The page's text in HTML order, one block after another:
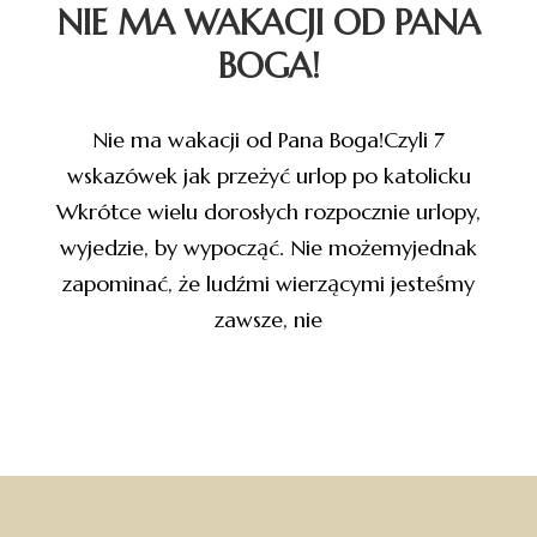
NIE MA WAKACJI OD PANA
BOGA!
Nie ma wakacji od Pana Boga!Czyli 7
wskazówek jak przeżyć urlop po katolicku
Wkrótce wielu dorosłych rozpocznie urlopy,
wyjedzie, by wypocząć. Nie możemyjednak
zapominać, że ludźmi wierzącymi jesteśmy
zawsze, nie